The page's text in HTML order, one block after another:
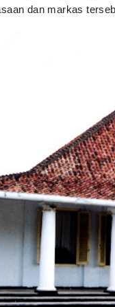
dan markas